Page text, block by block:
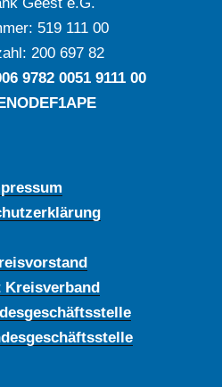
‍519 111 00
‍200 697 82
‍9782 ‍0051 ‍9111 ‍00
Kreisverband